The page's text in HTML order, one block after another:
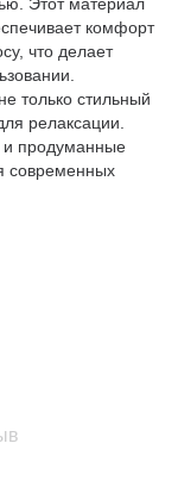
комфорт
что делает
только стильный
релаксации.
и продуманные
современных